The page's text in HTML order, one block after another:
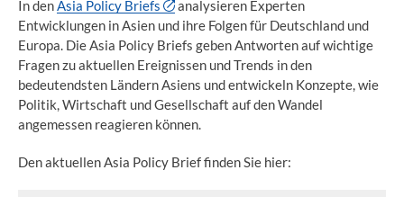
In denAsia Policy Briefs
analysieren Experten
Entwicklungen in Asien und ihre Folgen für Deutschland und
Europa. Die Asia Policy Briefs geben Antworten auf wichtige
Fragen zu aktuellen Ereignissen und Trends in den
bedeutendsten Ländern Asiens und entwickeln Konzepte, wie
Politik, Wirtschaft und Gesellschaft auf den Wandel
angemessen reagieren können.
Den aktuellen Asia Policy Brief finden Sie hier: